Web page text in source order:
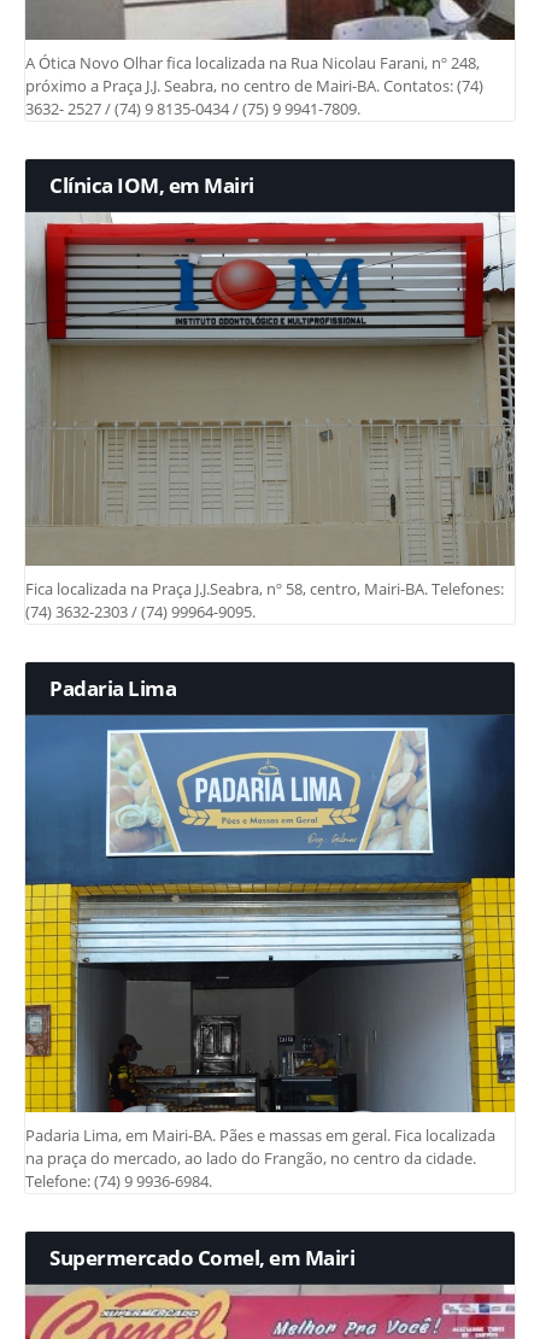
A Ótica Novo Olhar fica localizada na Rua Nicolau Farani, nº 248,
próximo a Praça J.J. Seabra, no centro de Mairi-BA. Contatos: (74)
3632- 2527 / (74) 9 8135-0434 / (75) 9 9941-7809.
Clínica IOM, em Mairi
Fica localizada na Praça J.J.Seabra, nº 58, centro, Mairi-BA. Telefones:
(74) 3632-2303 / (74) 99964-9095.
Padaria Lima
Padaria Lima, em Mairi-BA. Pães e massas em geral. Fica localizada
na praça do mercado, ao lado do Frangão, no centro da cidade.
Telefone: (74) 9 9936-6984.
Supermercado Comel, em Mairi